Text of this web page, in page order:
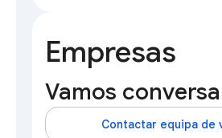
Empresas
Vamos
Contactar equipa de